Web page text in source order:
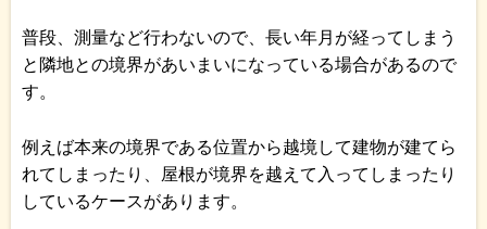
普段、測量など行わないので、長い年月が経ってしまう
と隣地との境界があいまいになっている場合があるので
す。
例えば本来の境界である位置から越境して建物が建てら
れてしまったり、屋根が境界を越えて入ってしまったり
しているケースがあります。